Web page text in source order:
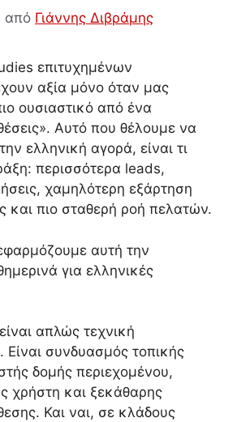
από Γιάννης Διβράμης
επιτυχημένων
αξία μόνο όταν μας
ουσιαστικό από ένα
Αυτό που θέλουμε να
ελληνική αγορά, είναι τι
περισσότερα leads,
χαμηλότερη εξάρτηση
και πιο σταθερή ροή πελατών.
αυτή την
για ελληνικές
απλώς τεχνική
Είναι συνδυασμός τοπικής
δομής περιεχομένου,
χρήστη και ξεκάθαρης
Και ναι, σε κλάδους